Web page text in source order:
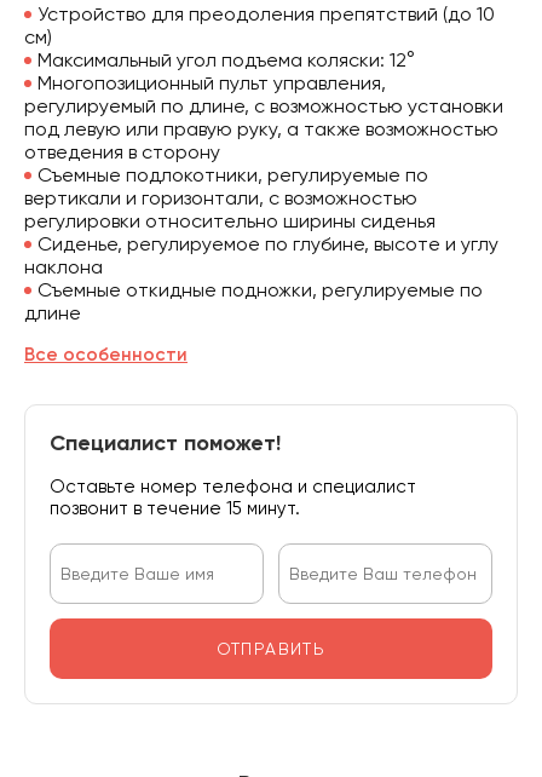
Устройство для преодоления препятствий (до 10
см)
Максимальный угол подъема коляски: 12°
Многопозиционный пульт управления,
регулируемый по длине, с возможностью установки
под левую или правую руку, а также возможностью
отведения в сторону
Съемные подлокотники, регулируемые по
вертикали и горизонтали, с возможностью
регулировки относительно ширины сиденья
Сиденье, регулируемое по глубине, высоте и углу
наклона
Съемные откидные подножки, регулируемые по
длине
Все особенности
Специалист поможет!
Оставьте номер телефона и специалист
позвонит в течение 15 минут.
ОТПРАВИТЬ